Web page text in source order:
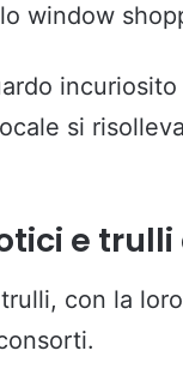
window
si
e
con la